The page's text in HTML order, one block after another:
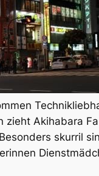
zieht Akihabara
skurril